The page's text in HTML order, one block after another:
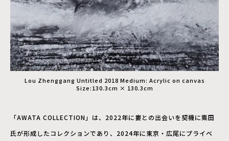
Lou Zhenggang Untitled 2018 Medium: Acrylic on canvas
Size:130.3cm × 130.3cm
「AWATA COLLECTION」は、2022年に婁との出会いを契機に粟田
氏が形成したコレクションであり、2024年に東京・広尾にプライベ